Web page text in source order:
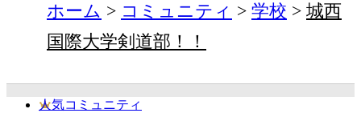
ホーム コミュニティ 学校
城西
国際大学剣道部！！
人気コミュニティ